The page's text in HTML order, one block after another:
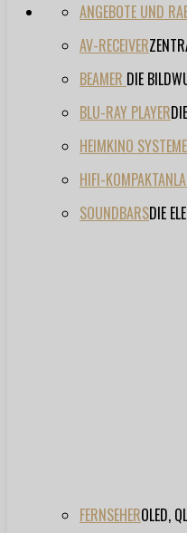
ANGEBOTE UND
AV-RECEIVER
BEAMER DIE
BLU-RAY PLAYER
HEIMKINO SYSTEME
HIFI-
SOUNDBARSDIE
FERNSEHEROLED,